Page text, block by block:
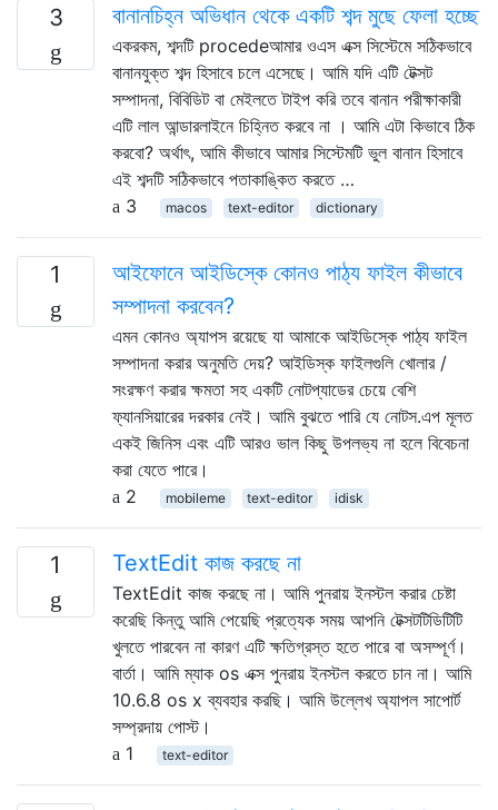
3 বানানচিহ্ন অভিধান থেকে একটি শব্দ মুছে ফেলা হচ্ছে
একরকম, শব্দটি procedeআমার ওএস এক্স সিস্টেমে সঠিকভাবে
বানানযুক্ত শব্দ হিসাবে চলে এসেছে। আমি যদি এটি টেক্সট
সম্পাদনা, বিবিডিট বা মেইলতে টাইপ করি তবে বানান পরীক্ষাকারী
এটি লাল আন্ডারলাইনে চিহ্নিত করবে না । আমি এটা কিভাবে ঠিক
করবো? অর্থাৎ, আমি কীভাবে আমার সিস্টেমটি ভুল বানান হিসাবে
এই শব্দটি সঠিকভাবে পতাকাঙ্কিত করতে …
3
macos text-editor dictionary
1
আইফোনে আইডিস্কে কোনও পাঠ্য ফাইল কীভাবে
সম্পাদনা করবেন?
এমন কোনও অ্যাপস রয়েছে যা আমাকে আইডিস্কে পাঠ্য ফাইল
সম্পাদনা করার অনুমতি দেয়? আইডিস্ক ফাইলগুলি খোলার /
সংরক্ষণ করার ক্ষমতা সহ একটি নোটপ্যাডের চেয়ে বেশি
ফ্যানসিয়ারের দরকার নেই। আমি বুঝতে পারি যে নোটস.এপ মূলত
একই জিনিস এবং এটি আরও ভাল কিছু উপলভ্য না হলে বিবেচনা
করা যেতে পারে।
2
mobileme text-editor idisk
1 TextEdit কাজ করছে না
TextEdit কাজ করছে না। আমি পুনরায় ইনস্টল করার চেষ্টা
করেছি কিন্তু আমি পেয়েছি প্রত্যেক সময় আপনি টেক্সটটিডিটিটি
খুলতে পারবেন না কারণ এটি ক্ষতিগ্রস্ত হতে পারে বা অসম্পূর্ণ।
বার্তা। আমি ম্যাক os এক্স পুনরায় ইনস্টল করতে চান না। আমি
10.6.8 os x ব্যবহার করছি। আমি উল্লেখ অ্যাপল সাপোর্ট
সম্প্রদায় পোস্ট।
1
text-editor